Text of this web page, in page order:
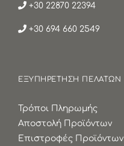
+30 22870 22394
+30 694 660 2549
ΕΞΥΠΗΡΕΤΗΣΗ ΠΕΛΑΤΩΝ
Τρόποι Πληρωμής
Αποστολή Προϊόντων
Επιστροφές Προϊόντων